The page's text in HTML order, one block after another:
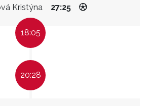
Kristýna 27:25
18:05
20:28